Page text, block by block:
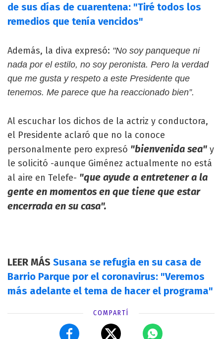
de sus días de cuarentena: "Tiré todos los
remedios que tenía vencidos"
Además, la diva expresó: "No soy panqueque ni
nada por el estilo, no soy peronista. Pero la verdad
que me gusta y respeto a este Presidente que
tenemos. Me parece que ha reaccionado bien”.
Al escuchar los dichos de la actriz y conductora,
el Presidente aclaró que no la conoce
personalmente pero expresó "bienvenida sea" y
le solicitó -aunque Giménez actualmente no está
al aire en Telefe- "que ayude a entretener a la
gente en momentos en que tiene que estar
encerrada en su casa".
LEER MÁS Susana se refugia en su casa de
Barrio Parque por el coronavirus: "Veremos
más adelante el tema de hacer el programa"
COMPARTÍ